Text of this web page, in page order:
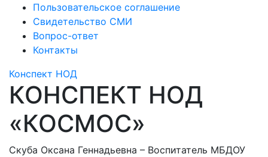
Пользовательское соглашение
Свидетельство СМИ
Вопрос-ответ
Контакты
Конспект НОД
КОНСПЕКТ НОД
«КОСМОС»
Скуба Оксана Геннадьевна – Воспитатель МБДОУ